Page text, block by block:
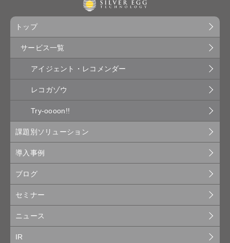
トップ
サービス一覧
アイジェント・レコメンダー
レコガゾウ
Try-oooon!!
課題別ソリューション
導入事例
ブログ
セミナー
ニュース
IR